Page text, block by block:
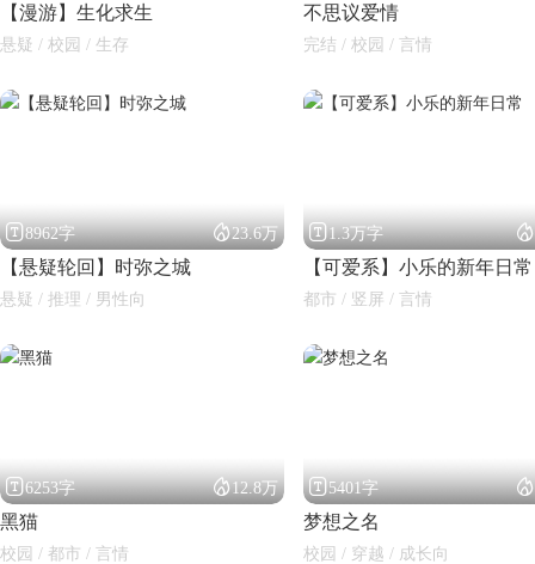
【漫游】生化求生
悬疑 / 校园 / 生存
不思议爱情
完结 / 校园 / 言情
8962字 23.6万
【悬疑轮回】时弥之城
悬疑 / 推理 / 男性向
1.3万字 
【可爱系】小乐的新年日常
都市 / 竖屏 / 言情
6253字 12.8万
黑猫
校园 / 都市 / 言情
5401字 
梦想之名
校园 / 穿越 / 成长向